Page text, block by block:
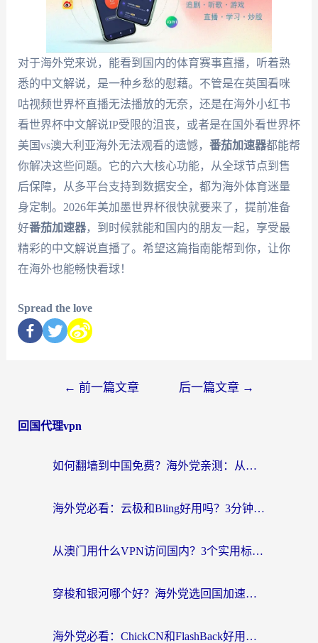
对于海外党来说，能看到国内的体育赛事直播，听着熟
悉的中文解说，是一种乡愁的慰藉。不管是在英国看咪
咕视频世界杯直播无法播放的无奈，还是在海外小红书
看世界杯中文解说IP受限的沮丧，或者是在国外看世界杯
美国vs澳大利亚海外无法观看的遗憾， 番茄加速器都能帮
你解决这些问题。它的六大核心功能，从全球节点到售
后保障，从多平台支持到数据安全，都为海外体育迷量
身定制。2026年美加墨世界杯很快就要来了，提前准备
好番茄加速器，到时候就能和国内的朋友一起，享受最
精彩的中文解说直播了。希望这篇指南能帮到你，让你
在海外也能畅快看球！
Spread the love
← 前一篇文章 后一篇文章 →
回国代理vpn
如何翻墙到中国免费？海外党亲测：从踩坑到选对加速器的全攻略
海外党必看：云极和Bling好用吗？3分钟教你选对回国加速器
从澳门用什么VPN访问国内？3个实用标准帮你避开坑，无缝刷剧听歌
穿梭和银河哪个好？海外党选回国加速器的避坑指南，附番茄加速器实测体验
海外党必看：ChickCN和FlashBack好用吗？3招教你选对回国加速器（附云极、HomeCN、斧牛vs艾果对比）